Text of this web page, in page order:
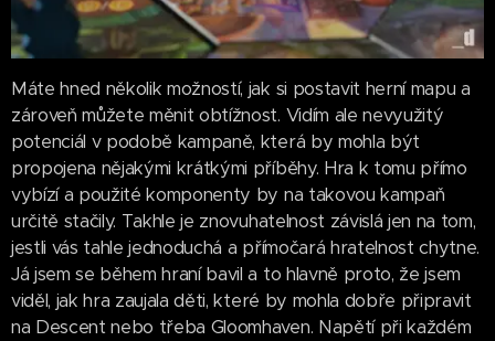
Máte hned několik možností, jak si postavit herní mapu a
zároveň můžete měnit obtížnost. Vidím ale nevyužitý
potenciál v podobě kampaně, která by mohla být
propojena nějakými krátkými příběhy. Hra k tomu přímo
vybízí a použité komponenty by na takovou kampaň
určitě stačily. Takhle je znovuhatelnost závislá jen na tom,
jestli vás tahle jednoduchá a přímočará hratelnost chytne.
Já jsem se během hraní bavil a to hlavně proto, že jsem
viděl, jak hra zaujala děti, které by mohla dobře připravit
na Descent nebo třeba Gloomhaven. Napětí při každém